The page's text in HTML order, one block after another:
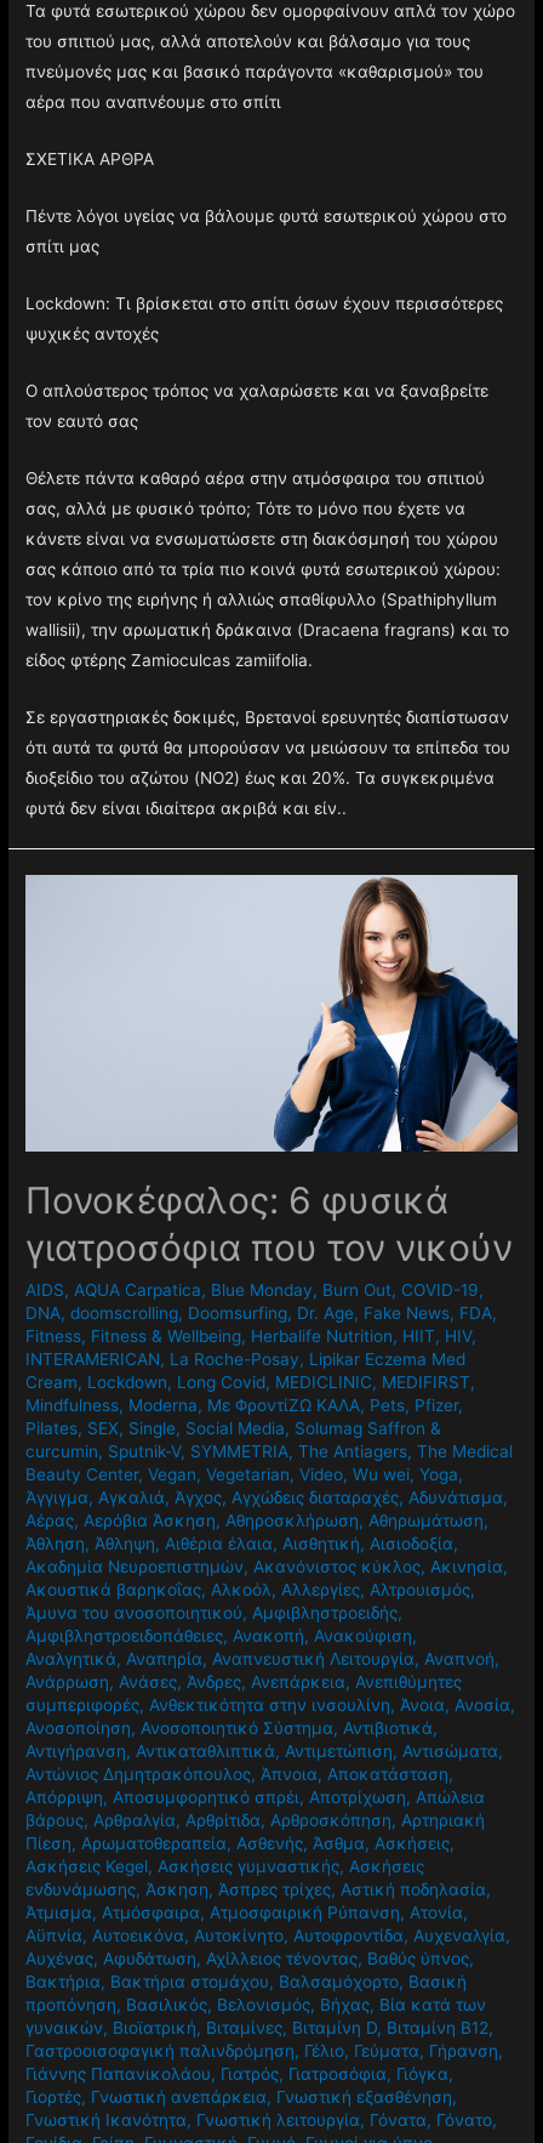
Τα φυτά εσωτερικού χώρου δεν ομορφαίνουν απλά τον χώρο
του σπιτιού μας, αλλά αποτελούν και βάλσαμο για τους
πνεύμονές μας και βασικό παράγοντα «καθαρισμού» του
αέρα που αναπνέουμε στο σπίτι
ΣΧΕΤΙΚΑ ΑΡΘΡΑ
Πέντε λόγοι υγείας να βάλουμε φυτά εσωτερικού χώρου στο
σπίτι μας
Lockdown: Τι βρίσκεται στο σπίτι όσων έχουν περισσότερες
ψυχικές αντοχές
Ο απλούστερος τρόπος να χαλαρώσετε και να ξαναβρείτε
τον εαυτό σας
Θέλετε πάντα καθαρό αέρα στην ατμόσφαιρα του σπιτιού
σας, αλλά με φυσικό τρόπο; Τότε το μόνο που έχετε να
κάνετε είναι να ενσωματώσετε στη διακόσμησή του χώρου
σας κάποιο από τα τρία πιο κοινά φυτά εσωτερικού χώρου:
τον κρίνο της ειρήνης ή αλλιώς σπαθίφυλλο (Spathiphyllum
wallisii), την αρωματική δράκαινα (Dracaena fragrans) και το
είδος φτέρης Zamioculcas zamiifolia.
Σε εργαστηριακές δοκιμές, Βρετανοί ερευνητές διαπίστωσαν
ότι αυτά τα φυτά θα μπορούσαν να μειώσουν τα επίπεδα του
διοξείδιο του αζώτου (NO2) έως και 20%. Τα συγκεκριμένα
φυτά δεν είναι ιδιαίτερα ακριβά και είν..
Πονοκέφαλος: 6 φυσικά
γιατροσόφια που τον νικούν
AIDS, AQUA Carpatica, Blue Monday, Burn Out, COVID-19,
DNA,doomscrolling, Doomsurfing, Dr. Age, Fake News, FDA,
Fitness, Fitness & Wellbeing, Herbalife Nutrition, HIIT, HIV,
INTERAMERICAN, La Roche-Posay, Lipikar Eczema Med
Cream, Lockdown, Long Covid, MEDICLINIC, MEDIFIRST,
Mindfulness, Moderna, Mε ΦροντίΖΩ ΚΑΛΑ, Pets, Pfizer,
Pilates, SEX, Single, Social Media, Solumag Saffron &
curcumin, Sputnik-V, SYMMETRIA,The Antiagers,The Medical
Beauty Center,Vegan,Vegetarian,Video,Wu wei,Yoga,
Άγγιγμα, Αγκαλιά, Άγχος, Αγχώδεις διαταραχές, Αδυνάτισμα,
Αέρας, Αερόβια Άσκηση, Αθηροσκλήρωση, Αθηρωμάτωση,
Άθληση, Άθληψη, Αιθέρια έλαια, Αισθητική, Αισιοδοξία,
Ακαδημία Νευροεπιστημών, Ακανόνιστος κύκλος, Ακινησία,
Ακουστικά βαρηκοΐας, Αλκοόλ, Αλλεργίες, Αλτρουισμός,
Άμυνα του ανοσοποιητικού, Αμφιβληστροειδής,
Αμφιβληστροειδοπάθειες, Ανακοπή, Ανακούφιση,
Αναλγητικά, Αναπηρία, Αναπνευστική Λειτουργία, Αναπνοή,
Ανάρρωση, Ανάσες, Άνδρες, Ανεπάρκεια, Ανεπιθύμητες
συμπεριφορές, Ανθεκτικότητα στην ινσουλίνη, Άνοια, Ανοσία,
Ανοσοποίηση, Ανοσοποιητικό Σύστημα, Αντιβιοτικά,
Αντιγήρανση, Αντικαταθλιπτικά, Αντιμετώπιση, Αντισώματα,
Αντώνιος Δημητρακόπουλος, Άπνοια, Αποκατάσταση,
Απόρριψη, Αποσυμφορητικό σπρέι, Αποτρίχωση, Απώλεια
βάρους, Αρθραλγία, Αρθρίτιδα, Αρθροσκόπηση, Αρτηριακή
Πίεση, Αρωματοθεραπεία, Ασθενής, Άσθμα, Ασκήσεις,
Ασκήσεις Kegel, Ασκήσεις γυμναστικής, Ασκήσεις
ενδυνάμωσης, Άσκηση, Άσπρες τρίχες, Αστική ποδηλασία,
Άτμισμα, Ατμόσφαιρα, Ατμοσφαιρική Ρύπανση, Ατονία,
Αϋπνία, Αυτοεικόνα, Αυτοκίνητο, Αυτοφροντίδα, Αυχεναλγία,
Αυχένας, Αφυδάτωση, Αχίλλειος τένοντας, Βαθύς ύπνος,
Βακτήρια, Βακτήρια στομάχου, Βαλσαμόχορτο, Βασική
προπόνηση, Βασιλικός, Βελονισμός, Βήχας, Βία κατά των
γυναικών, Βιοϊατρική, Βιταμίνες, Βιταμίνη D, Βιταμίνη Β12,
Γαστροοισοφαγική παλινδρόμηση, Γέλιο, Γεύματα, Γήρανση,
Γιάννης Παπανικολάου, Γιατρός, Γιατροσόφια, Γιόγκα,
Γιορτές, Γνωστική ανεπάρκεια, Γνωστική εξασθένηση,
Γνωστική Ικανότητα, Γνωστική λειτουργία, Γόνατα, Γόνατο,